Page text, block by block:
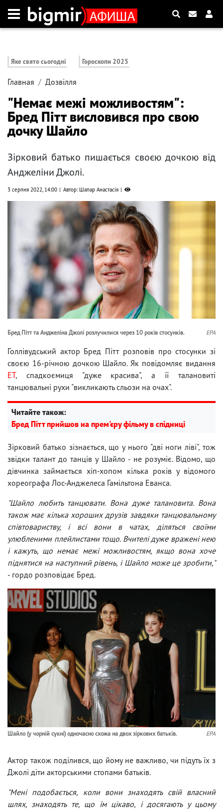
Яке свято сьогодні Гороскопи 2025
Главная Дозвілля
"Немає межі можливостям":
Бред Пітт висловився про свою
дочку Шайло
Зірковий батько пишається своєю дочкою від
Анджеліни Джолі.
3 серпня 2022, 14:00 Автор: Шапар Анастасія
Бред Пітт та Анджеліна Джолі розлучилися через 10 років стосунків. EPA
Голлівудський актор Бред Пітт розповів про стосунки зі
своєю 16-річною дочкою Шайло. Як повідомляє видання
ЕТ, спадкоємиця "дуже красива", а її талановиті
танцювальні рухи "викликають сльози на очах".
Читайте також:
Бред Пітт прийшов на прем'єру фільму в спідниці
Зірковий батько зізнається, що у нього "дві ноги ліві", тож
звідки талант до танців у Шайло - не розуміє. Відомо, що
дівчинка займається хіп-хопом кілька років у відомого
хореографа Лос-Анджелеса Гамільтона Еванса.
"Шайло любить танцювати. Вона дуже талановита. Вона
також має кілька хороших друзів завдяки танцювальному
співтовариству, і всі вони в чатах, діляться своїми
улюбленими плейлистами тощо. Вчителі дуже вражені нею
і кажуть, що немає межі можливостям, якщо вона хоче
піднятися на наступний рівень, і Шайло може це зробити,"
- гордо розповідає Бред.
Шайло (у чорній сукні) одночасно схожа на двох зіркових батьків. EPA
Актор також поділився, що йому не важливо, чи підуть їх з
Джолі діти акторськими стопами батьків.
"Мені подобається, коли вони знаходять свій власний
шлях, знаходять те, що їм цікаво, і досягають у цьому